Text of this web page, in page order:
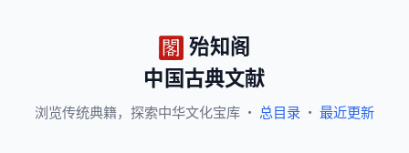
殆知阁
中国古典文献
浏览传统典籍， 探索中华文化宝库 · 总目录 · 最近更新